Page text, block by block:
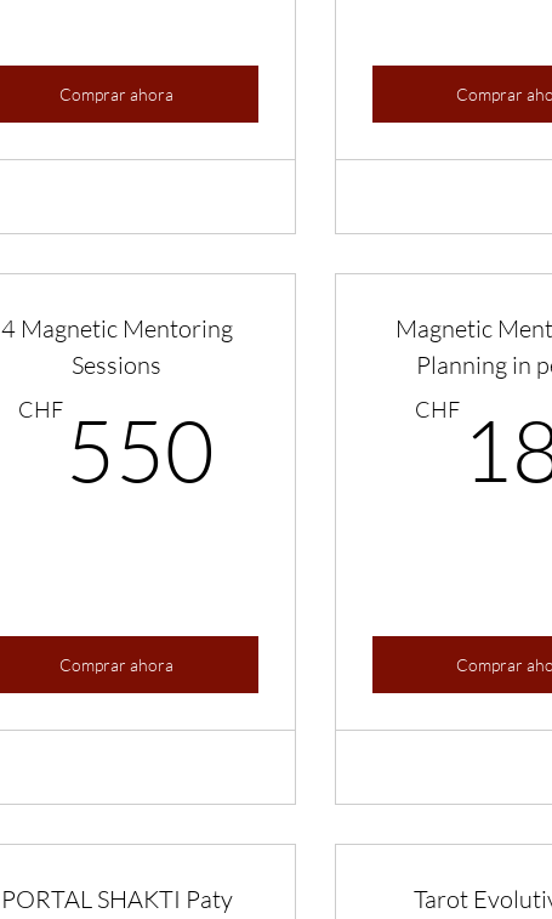
Comprar ahora Comprar
4 Magnetic Mentoring
Sessions
CHF 550 550CHF
Comprar ahora
Magnetic
Planning in
CHF
Comprar
PORTAL SHAKTI Paty
Tarot